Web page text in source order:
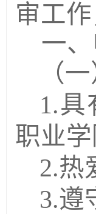
审工作
一
（
1.具
职业
2.热
3.遵